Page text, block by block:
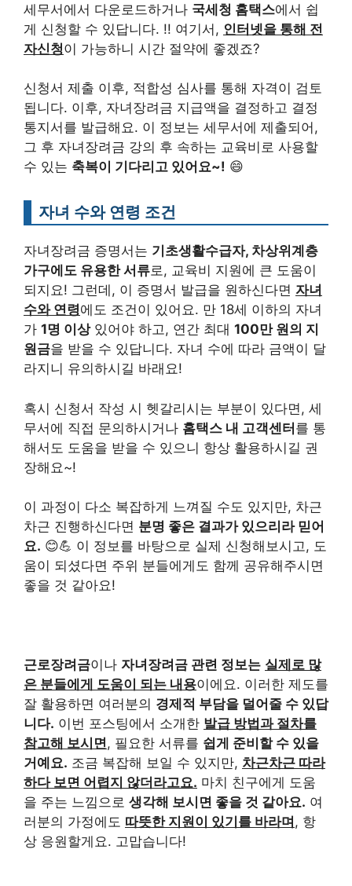
세무서에서 다운로드하거나 국세청 홈택스에서 쉽
게 신청할 수 있답니다. !! 여기서, 인터넷을 통해 전
자신청이 가능하니 시간 절약에 좋겠죠?
신청서 제출 이후, 적합성 심사를 통해 자격이 검토
됩니다. 이후, 자녀장려금 지급액을 결정하고 결정
통지서를 발급해요. 이 정보는 세무서에 제출되어,
그 후 자녀장려금 강의 후 속하는 교육비로 사용할
수 있는 축복이 기다리고 있어요~! 😄
자녀 수와 연령 조건
자녀장려금 증명서는 기초생활수급자, 차상위계층
가구에도 유용한 서류로, 교육비 지원에 큰 도움이
되지요! 그런데, 이 증명서 발급을 원하신다면 자녀
수와 연령에도 조건이 있어요. 만 18세 이하의 자녀
가 1명 이상있어야 하고, 연간 최대 100만 원의 지
원금을 받을 수 있답니다. 자녀 수에 따라 금액이 달
라지니 유의하시길 바래요!
혹시 신청서 작성 시 헷갈리시는 부분이 있다면, 세
무서에 직접 문의하시거나 홈택스 내 고객센터를 통
해서도 도움을 받을 수 있으니 항상 활용하시길 권
장해요~!
이 과정이 다소 복잡하게 느껴질 수도 있지만, 차근
차근 진행하신다면 분명 좋은 결과가 있으리라 믿어
요. 😊💪 이 정보를 바탕으로 실제 신청해보시고, 도
움이 되셨다면 주위 분들에게도 함께 공유해주시면
좋을 것 같아요!
근로장려금이나 자녀장려금 관련 정보는 실제로 많
은 분들에게 도움이 되는 내용이에요. 이러한 제도를
잘 활용하면 여러분의 경제적 부담을 덜어줄 수 있답
니다. 이번 포스팅에서 소개한 발급 방법과 절차를
참고해 보시면, 필요한 서류를 쉽게 준비할 수 있을
거예요. 조금 복잡해 보일 수 있지만, 차근차근 따라
하다 보면 어렵지 않더라고요. 마치 친구에게 도움
을 주는 느낌으로 생각해 보시면 좋을 것 같아요. 여
러분의 가정에도 따뜻한 지원이 있기를 바라며 , 항
상 응원할게요. 고맙습니다!